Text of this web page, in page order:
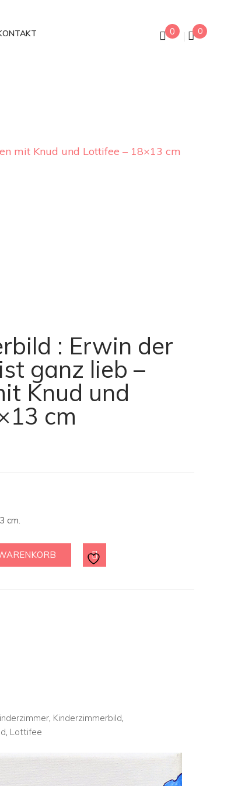
0 0
mit Knud und Lottifee – 18×13 cm
: Erwin der
ganz lieb –
Knud und
cm
cm.
, Kinderzimmerbild,
, Lottifee